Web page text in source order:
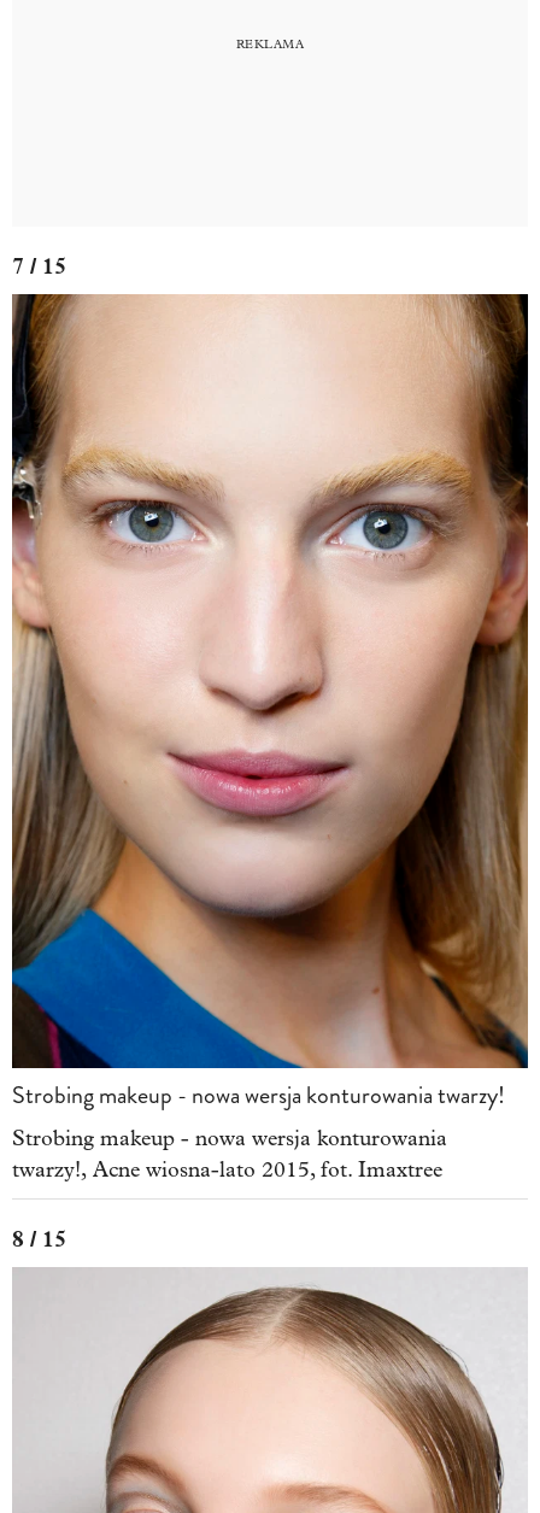
7 / 15
Strobing makeup - nowa wersja konturowania twarzy!
Strobing makeup - nowa wersja konturowania
twarzy!, Acne wiosna-lato 2015, fot. Imaxtree
8 / 15